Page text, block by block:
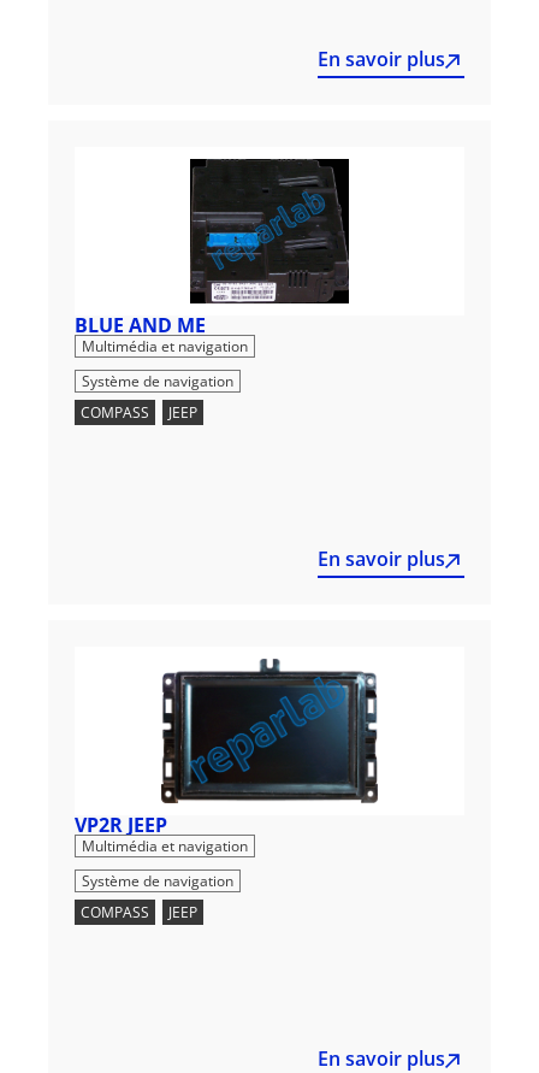
En savoir plus
BLUE AND ME
Multimédia et navigation
Système de navigation
COMPASS
JEEP
En savoir plus
VP2R JEEP
Multimédia et navigation
Système de navigation
COMPASS
JEEP
En savoir plus